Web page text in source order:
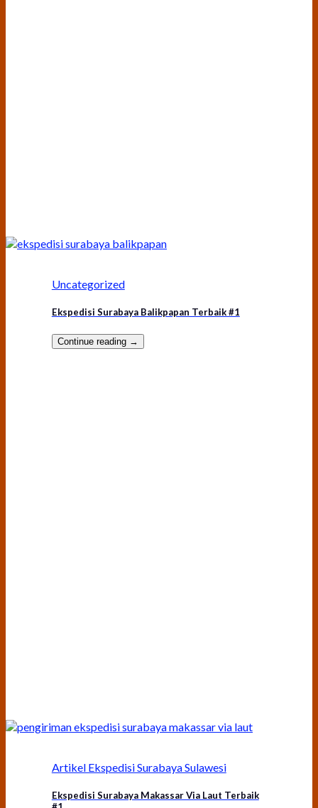
Uncategorized
Ekspedisi Surabaya Balikpapan Terbaik #1
Continue reading →
Artikel Ekspedisi Surabaya Sulawesi
Ekspedisi Surabaya Makassar Via Laut Terbaik